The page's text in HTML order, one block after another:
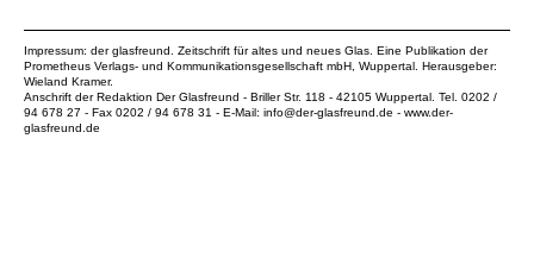
Impressum: der glasfreund. Zeitschrift für altes und neues Glas. Eine Publikation der
Prometheus Verlags- und Kommunikationsgesellschaft mbH , Wuppertal. Herausgeber:
Wieland Kramer.
Anschrift der Redaktion Der Glasfreund - Briller Str. 118 - 42105 Wuppertal. Tel. 0202 /
94 678 27 - Fax 0202 / 94 678 31 - E-Mail: info@der-glasfreund.de - www.der-
glasfreund.de